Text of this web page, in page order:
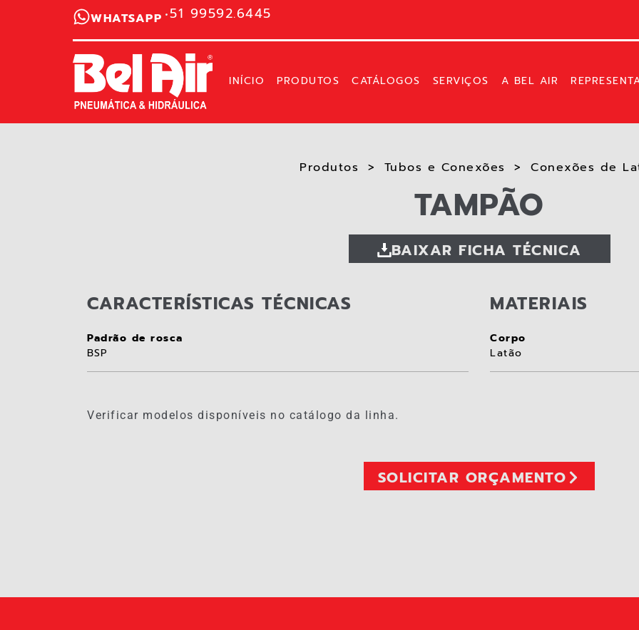
WHATSAPP 51 99592.6445
INÍCIO PRODUTOS CATÁLOGOS SERVIÇOS A BEL AIR
Produtos Tubos e Conexões Conexões de
TAMPÃO
BAIXAR FICHA TÉCNICA
CARACTERÍSTICAS TÉCNICAS
Padrão de rosca
BSP
MATERIAIS
Corpo
Latão
Verificar modelos disponíveis no catálogo da linha.
SOLICITAR ORÇAMENTO